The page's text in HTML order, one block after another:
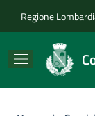
Regione